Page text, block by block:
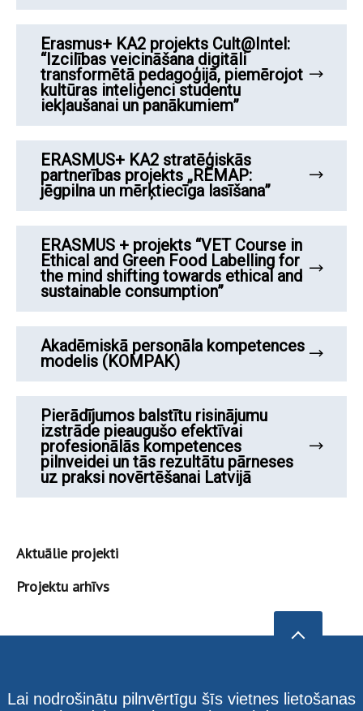
Erasmus+ KA2 projekts Cult@Intel:
“Izcilības veicināšana digitāli
transformētā pedagoģijā, piemērojot
kultūras inteliģenci studentu
iekļaušanai un panākumiem”
ERASMUS+ KA2 stratēģiskās
partnerības projekts „REMAP:
jēgpilna un mērķtiecīga lasīšana”
ERASMUS + projekts “VET Course in
Ethical and Green Food Labelling for
the mind shifting towards ethical and
sustainable consumption”
Akadēmiskā personāla kompetences
modelis (KOMPAK)
Pierādījumos balstītu risinājumu
izstrāde pieaugušo efektīvai
profesionālās kompetences
pilnveidei un tās rezultātu pārneses
uz praksi novērtēšanai Latvijā
Aktuālie projekti
Projektu arhīvs
Lai nodrošinātu pilnvērtīgu šīs vietnes lietošanas